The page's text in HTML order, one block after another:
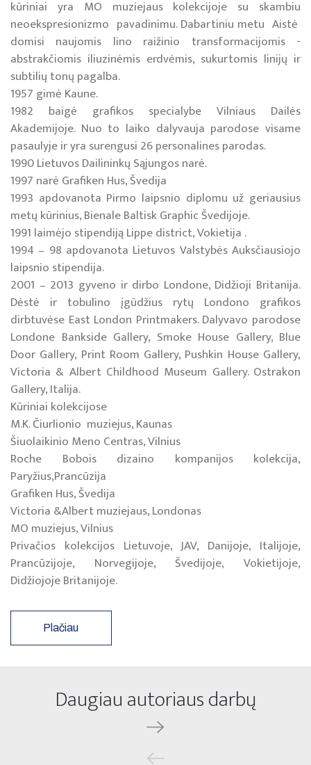
kūriniai yra MO muziejaus kolekcijoje su skambiu
neoekspresionizmo pavadinimu. Dabartiniu metu Aistė
domisi naujomis lino raižinio transformacijomis -
abstrakčiomis iliuzinėmis erdvėmis, sukurtomis linijų ir
subtilių tonų pagalba.
1957 gimė Kaune.
1982 baigė grafikos specialybe Vilniaus Dailės
Akademijoje. Nuo to laiko dalyvauja parodose visame
pasaulyje ir yra surengusi 26 personalines parodas.
1990 Lietuvos Dailininkų Sąjungos narė.
1997 narė Grafiken Hus, Švedija
1993 apdovanota Pirmo laipsnio diplomu už geriausius
metų kūrinius, Bienale Baltisk Graphic Švedijoje.
1991 laimėjo stipendiją Lippe district, Vokietija .
1994 – 98 apdovanota Lietuvos Valstybės Auksčiausiojo
laipsnio stipendija.
2001 – 2013 gyveno ir dirbo Londone, Didžioji Britanija.
Dėstė ir tobulino įgūdžius rytų Londono grafikos
dirbtuvėse East London Printmakers. Dalyvavo parodose
Londone Bankside Gallery, Smoke House Gallery, Blue
Door Gallery, Print Room Gallery, Pushkin House Gallery,
Victoria & Albert Childhood Museum Gallery. Ostrakon
Gallery, Italija.
Kūriniai kolekcijose
M.K. Čiurlionio muziejus, Kaunas
Šiuolaikinio Meno Centras, Vilnius
Roche Bobois dizaino kompanijos kolekcija,
Paryžius,Prancūzija
Grafiken Hus, Švedija
Victoria &Albert muziejaus, Londonas
MO muziejus, Vilnius
Privačios kolekcijos Lietuvoje, JAV, Danijoje, Italijoje,
Prancūzijoje, Norvegijoje, Švedijoje, Vokietijoje,
Didžiojoje Britanijoje.
Plačiau
Daugiau autoriaus darbų